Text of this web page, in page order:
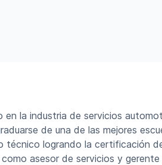
en la industria de servicios
de una de las mejores
técnico logrando la certificación
asesor de servicios y